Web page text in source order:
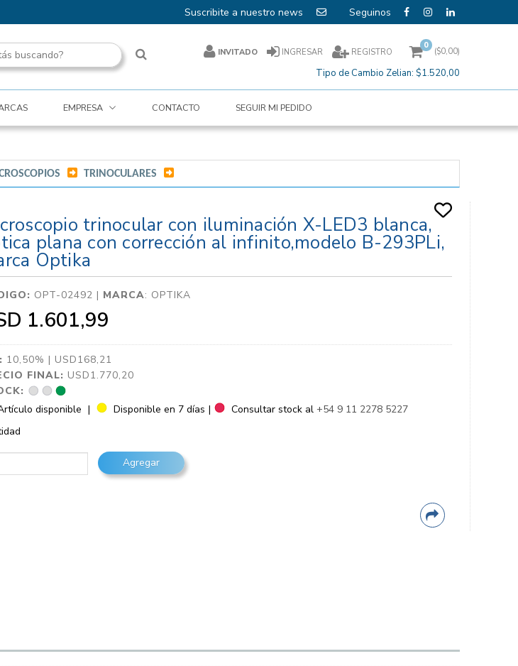
Suscribite a nuestro news
INVITADO INGRESAR REGISTRO
0
($0,00)
Tipo de Cambio Zelian: $1.520,00
EMPRESA CONTACTO SEGUIR MI PEDIDO
/TRINOCULARES
trinocular con iluminación X-LED3 blanca,
plana con corrección al infinito,modelo B-293PLi,
Optika
OPT-02492 | MARCA: OPTIKA
1.601,99
10,50% | USD168,21
FINAL: USD1.770,20
disponible | Disponible en 7 días | Consultar stock al +54 9 11 2278 5227